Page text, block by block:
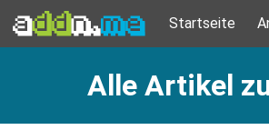
Startseite
Alle Artikel